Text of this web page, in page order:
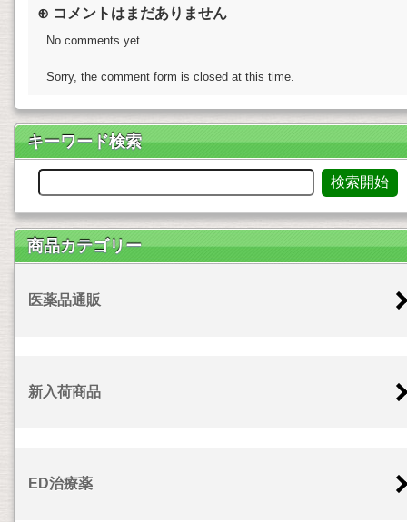
⊕ コメントはまだありません
No comments yet.
Sorry, the comment form is closed at this time.
キーワード検索
商品カテゴリー
医薬品通販
新入荷商品
ED治療薬